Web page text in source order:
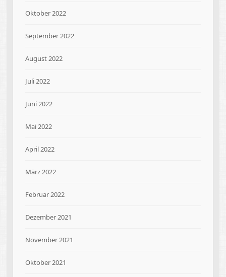
Oktober 2022
September 2022
August 2022
Juli 2022
Juni 2022
Mai 2022
April 2022
März 2022
Februar 2022
Dezember 2021
November 2021
Oktober 2021